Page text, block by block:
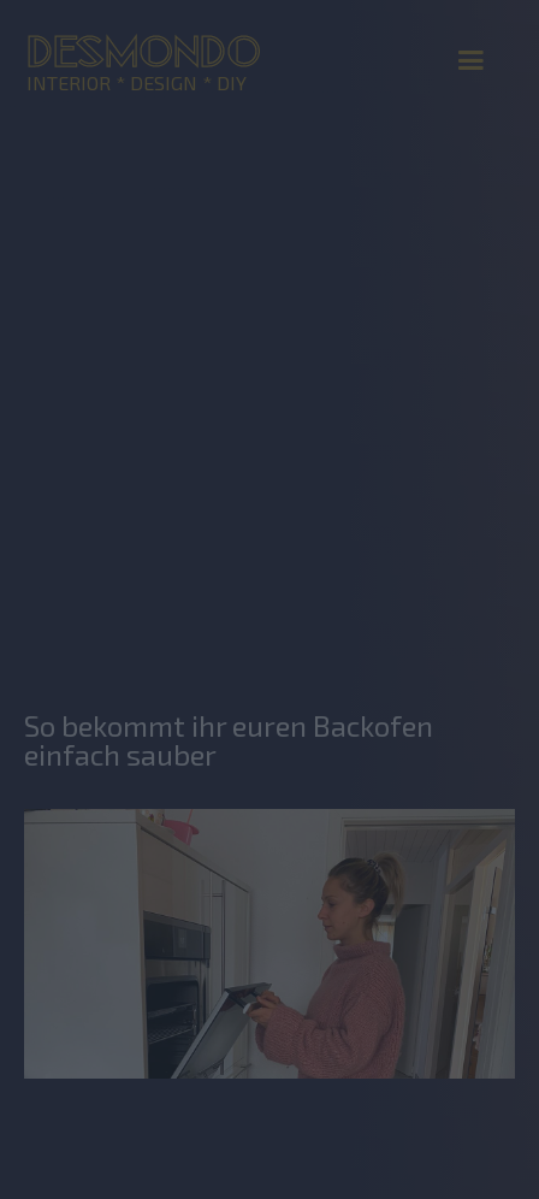
DESMONDO
INTERIOR * DESIGN * DIY
So bekommt ihr euren Backofen
einfach sauber